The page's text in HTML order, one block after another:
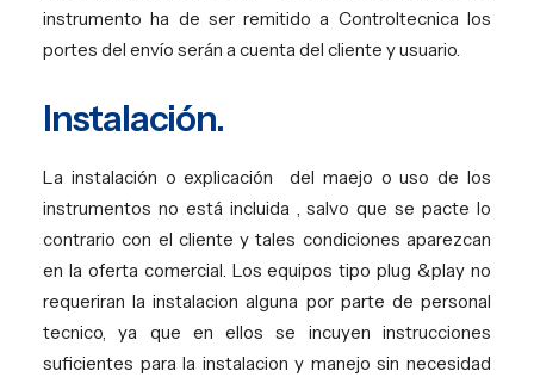
instrumento ha de ser remitido a Controltecnica los
portes del envío serán a cuenta del cliente y usuario.
Instalación.
La instalación o explicación
del maejo o uso de los
instrumentos no está incluida , salvo que se pacte lo
contrario con el cliente y tales condiciones aparezcan
en la oferta comercial. Los equipos tipo plug &play no
requeriran la instalacion alguna por parte de personal
tecnico, ya que en ellos se incuyen instrucciones
suficientes para la instalacion y manejo sin necesidad